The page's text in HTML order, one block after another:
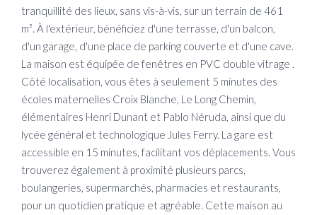
tranquillité des lieux, sans vis-à-vis, sur un terrain de 461
m². À l'extérieur, bénéficiez d'une terrasse, d'un balcon,
d'un garage, d'une place de parking couverte et d'une cave.
La maison est équipée de fenêtres en PVC double vitrage .
Côté localisation, vous êtes à seulement 5 minutes des
écoles maternelles Croix Blanche, Le Long Chemin,
élémentaires Henri Dunant et Pablo Néruda, ainsi que du
lycée général et technologique Jules Ferry. La gare est
accessible en 15 minutes, facilitant vos déplacements. Vous
trouverez également à proximité plusieurs parcs,
boulangeries, supermarchés, pharmacies et restaurants,
pour un quotidien pratique et agréable. Cette maison au